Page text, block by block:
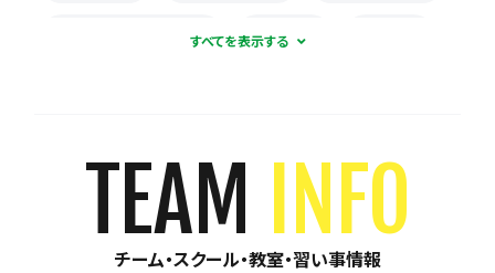
コーチとの距離感が近い 少数精鋭
初回購入品あり 保護者の当番なし
TEAM INFO
チーム・スクール・教室・習い事情報